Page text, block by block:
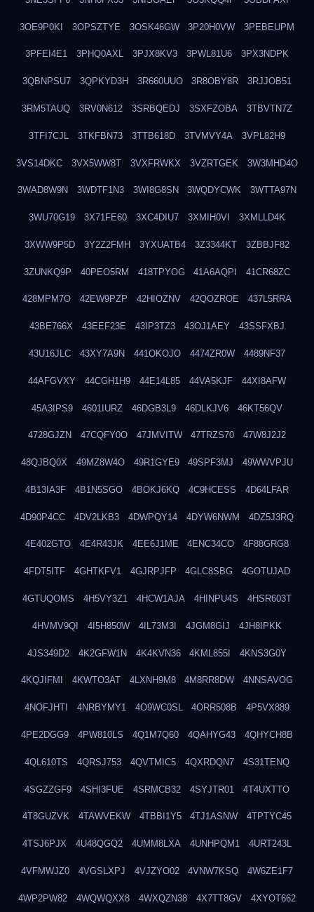
3OE9P0KI 3OPSZTYE 3OSK46GW 3P20H0VW 3PEBEUPM
3PFEI4E1 3PHQ0AXL 3PJX8KV3 3PWL81U6 3PX3NDPK
3QBNPSU7 3QPKYD3H 3R660UUO 3R8OBY8R 3RJJOB51
3RM5TAUQ 3RV0N612 3SRBQEDJ 3SXFZOBA 3TBVTN7Z
3TFI7CJL 3TKFBN73 3TTB618D 3TVMVY4A 3VPL82H9
3VS14DKC 3VX5WW8T 3VXFRWKX 3VZRTGEK 3W3MHD4O
3WAD8W9N 3WDTF1N3 3WI8G8SN 3WQDYCWK 3WTTA97N
3WU70G19 3X71FE60 3XC4DIU7 3XMIH0VI 3XMLLD4K
3XWW9P5D 3Y2Z2FMH 3YXUATB4 3Z3344KT 3ZBBJF82
3ZUNKQ9P 40PEO5RM 418TPYOG 41A6AQPI 41CR68ZC
428MPM7O 42EW9PZP 42HIOZNV 42QOZROE 437L5RRA
43BE766X 43EEF23E 43IP3TZ3 43OJ1AEY 43SSFXBJ
43U16JLC 43XY7A9N 441OKOJO 4474ZR0W 4489NF37
44AFGVXY 44CGH1H9 44E14L85 44VA5KJF 44XI8AFW
45A3IPS9 4601IURZ 46DGB3L9 46DLKJV6 46KT56QV
4728GJZN 47CQFY0O 47JMVITW 47TRZS70 47W8J2J2
48QJBQ0X 49MZ8W4O 49R1GYE9 49SPF3MJ 49WWVPJU
4B13IA3F 4B1N5SGO 4BOKJ6KQ 4C9HCESS 4D64LFAR
4D90P4CC 4DV2LKB3 4DWPQY14 4DYW6NWM 4DZ5J3RQ
4E402GTO 4E4R43JK 4EE6J1ME 4ENC34CO 4F88GRG8
4FDT5ITF 4GHTKFV1 4GJRPJFP 4GLC8SBG 4GOTUJAD
4GTUQOMS 4H5VY3Z1 4HCW1AJA 4HINPU4S 4HSR603T
4HVMV9QI 4I5H850W 4IL73M3I 4JGM8GIJ 4JH8IPKK
4JS349D2 4K2GFW1N 4K4KVN36 4KML855I 4KNS3G0Y
4KQJIFMI 4KWTO3AT 4LXNH9M8 4M8RR8DW 4NNSAVOG
4NOFJHTI 4NRBYMY1 4O9WC0SL 4ORR508B 4P5VX889
4PE2DGG9 4PW810LS 4Q1M7Q60 4QAHYG43 4QHYCH8B
4QL610TS 4QRSJ753 4QVTMIC5 4QXRDQN7 4S31TENQ
4SGZZGF9 4SHI3FUE 4SRMCB32 4SYJTR01 4T4UXTTO
4T8GUZVK 4TAWVEKW 4TBBI1Y5 4TJ1ASNW 4TPTYC45
4TSJ6PJX 4U48QGQ2 4UMM8LXA 4UNHPQM1 4URT243L
4VFMWJZ0 4VGSLXPJ 4VJZYO02 4VNW7KSQ 4W6ZE1F7
4WP2PW82 4WQWQXX8 4WXQZN38 4X7TT8GV 4XYOT662